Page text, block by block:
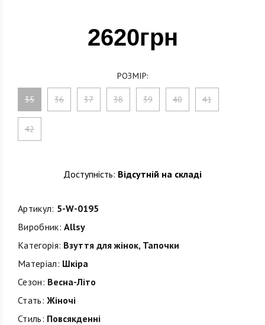
2620грн
РОЗМІР:
35 36 37 38 39 40 41
42
Доступність: Відсутній на складі
Артикул: 5-W-0195
Виробник: Allsy
Категорія: Взуття для жінок, Тапочки
Матеріал: Шкіра
Сезон: Весна-Літо
Стать: Жіночі
Стиль: Повсякденні